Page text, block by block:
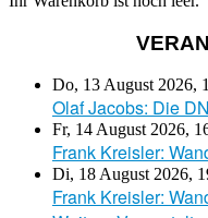
Do, 13 August 2026,
Olaf Jacobs: Die
Fr, 14 August 2026,
Frank Kreisler:
Di, 18 August 2026,
Frank Kreisler: